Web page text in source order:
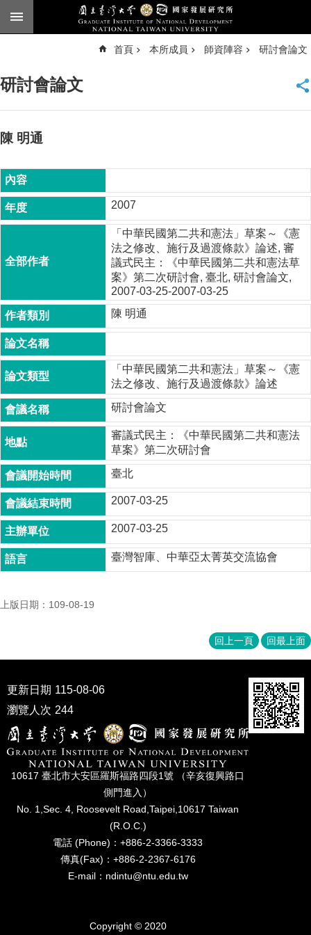
跳到主要內容區塊
臺
頁
公
告
本
介
所
成
員
博
士
班
碩
班
在
職
專
班
學
術
研
展
究
期
刊
口
試
專
所
首頁 本所成員 師資陣容 研討會論文
研討會論文
陳 明通
2007
「中華民國第二共和憲法」草案～《憲
法之修改、施行及過渡條款》論述, 審
議式民主：《中華民國第二共和憲法草
案》第二次研討會, 臺北, 研討會論文,
2007-03-25-2007-03-25
陳 明通
「中華民國第二共和憲法」草案～《憲
法之修改、施行及過渡條款》論述
研討會論文
審議式民主：《中華民國第二共和憲法
草案》第二次研討會
臺北
2007-03-25
2007-03-25
臺灣智庫、中華亞太菁英交流協會
上版日期：109-08-19
回上一頁 回最上面
更新日期 115-08-06
瀏覽人次 244
10617 臺北市⼤安區羅斯福路四段1號 （辛亥復興路⼝
側⾨進入）
No. 1,Sec. 4, Roosevelt Road,Taipei,10617 Taiwan
(R.O.C.)
電話 (Phone)：+886-2-3366-3333
傳真(Fax)：+886-2-2367-6176
E-mail：ndintu@ntu.edu.tw
Copyright © 2020